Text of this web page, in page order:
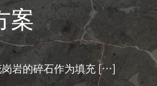
案
岩的碎石作为填充 […]